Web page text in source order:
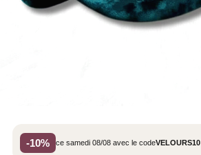
-10% ce samedi 08/08 avec le codeVELOURS10